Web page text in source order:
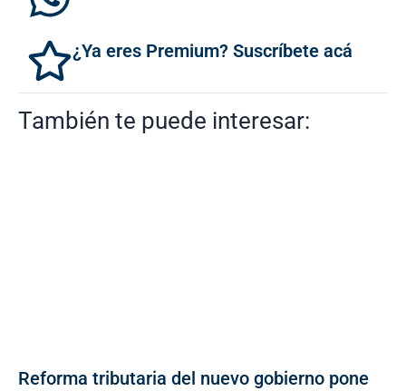
¿Ya eres Premium? Suscríbete acá
También te puede interesar:
Reforma tributaria del nuevo gobierno pone